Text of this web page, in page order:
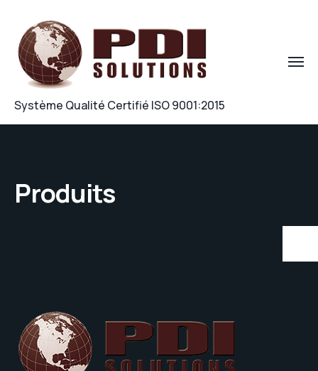
Système Qualité Certifié ISO 9001:2015
Produits